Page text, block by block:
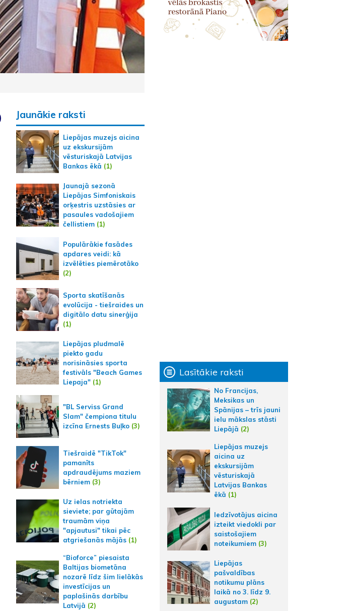
Jaunākie raksti
Liepājas muzejs aicina
uz ekskursijām
vēsturiskajā Latvijas
Bankas ēkā (1)
Jaunajā sezonā
Liepājas Simfoniskais
orķestris uzstāsies ar
pasaules vadošajiem
čellistiem(1)
Populārākie fasādes
apdares veidi: kā
izvēlēties piemērotāko
(2)
Sporta skatīšanās
evolūcija - tiešraides un
digitālo datu sinerģija
(1)
Liepājas pludmalē
piekto gadu
norisināsies sporta
festivāls "Beach Games
Liepaja"(1)
"BL Serviss Grand
Slam" čempiona titulu
izcīna Ernests Buļko(3)
Tiešraidē "TikTok"
pamanīts
apdraudējums maziem
bērniem(3)
Uz ielas notriekta
sieviete; par gūtajām
traumām viņa
"apjautusi" tikai pēc
atgriešanās mājās(1)
“Bioforce” piesaista
Baltijas biometāna
nozarē līdz šim lielākās
investīcijas un
paplašinās darbību
Latvijā (2)
Lasītākie raksti
No Francijas,
Meksikas un
Spānijas – trīs jauni
ielu mākslas stāsti
Liepājā (2)
Liepājas muzejs
aicina uz
ekskursijām
vēsturiskajā
Latvijas Bankas
ēkā (1)
Iedzīvotājus aicina
izteikt viedokli par
saistošajiem
noteikumiem (3)
Liepājas
pašvaldības
notikumu plāns
laikā no 3. līdz 9.
augustam (2)